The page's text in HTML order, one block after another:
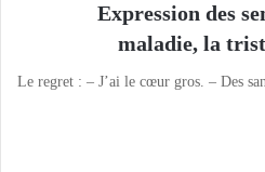
Expression des
maladie, la
Le regret : – J’ai le cœur gros. – Des